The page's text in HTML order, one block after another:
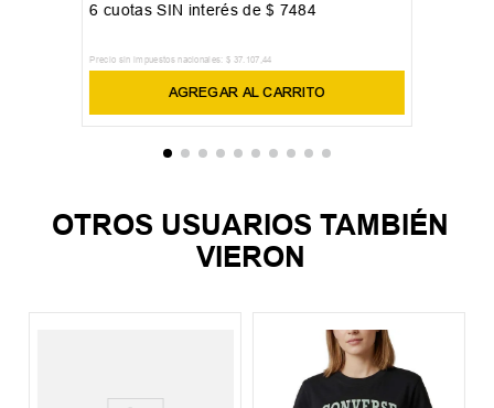
6 cuotas SIN interés de$ 7484
Precio sin impuestos nacionales: $ 37. 107 ,44
AGREGAR AL CARRITO
OTROS USUARIOS TAMBIÉN
VIERON